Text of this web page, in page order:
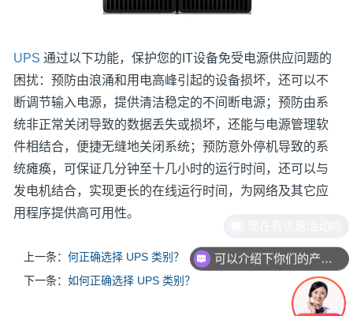
UPS 通过以下功能，保护您的IT设备免受电源供应问题的
困扰：预防由浪涌和用电高峰引起的设备损坏，还可以不
断调节输入电源，提供清洁稳定的不间断电源；预防由系
统非正常关闭导致的数据丢失或损坏，还能与电源管理软
件相结合，便捷无缝地关闭系统；预防意外停机导致的系
统瘫痪，可保证几分钟至十几小时的运行时间，还可以与
发电机结合，实现更长的在线运行时间，为网络及其它应
用程序提供高可用性。
上一条： 何正确选择 UPS 类别？
下一条： 如何正确选择 UPS 类别？